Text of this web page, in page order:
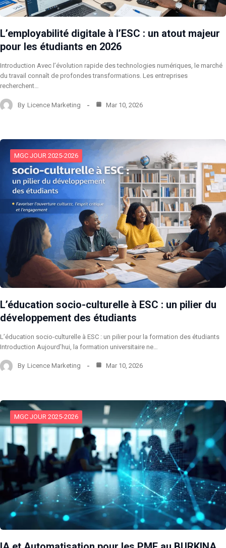
L’employabilité digitale à l’ESC : un atout majeur
pour les étudiants en 2026
Introduction Avec l’évolution rapide des technologies numériques, le marché
du travail connaît de profondes transformations. Les entreprises
recherchent…
By Licence Marketing Mar 10, 2026
MGC JOUR 2025-2026
L’éducation socio-culturelle à ESC : un pilier du
développement des étudiants
L’éducation socio-culturelle à ESC : un pilier pour la formation des étudiants
Introduction Aujourd’hui, la formation universitaire ne…
By Licence Marketing Mar 10, 2026
MGC JOUR 2025-2026